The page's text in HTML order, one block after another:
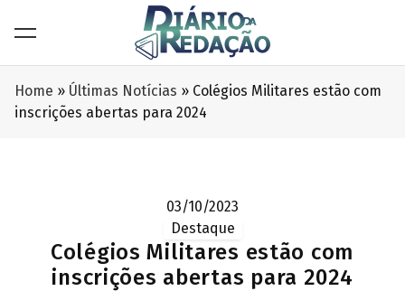
Home » Últimas Notícias » Colégios Militares estão com
inscrições abertas para 2024
03/10/2023
Destaque
Colégios Militares estão com
inscrições abertas para 2024